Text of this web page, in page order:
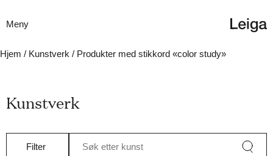
Meny
Hjem / Kunstverk / Produkter med stikkord «color study»
Kunstverk
Filter Søk etter kunst